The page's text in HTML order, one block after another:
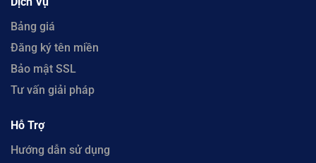
Bảng giá
Đăng ký tên miền
Bảo mật SSL
Tư vấn giải pháp
Hỗ Trợ
Hướng dẫn sử dụng